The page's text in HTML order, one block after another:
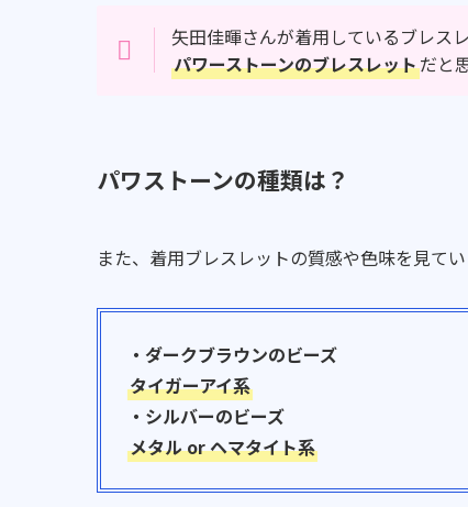
矢田佳暉さんが着用しているブレスレ
パワーストーンのブレスレットだと
パワストーンの種類は？
また、着用ブレスレットの質感や色味を見て
・ダークブラウンのビーズ
タイガーアイ系
・シルバーのビーズ
メタル or ヘマタイト系